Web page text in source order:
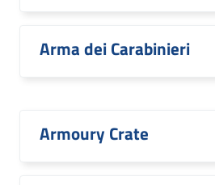
Arma dei Carabinieri
Armoury Crate